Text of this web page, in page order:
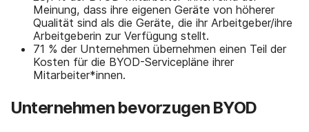
Meinung, dass ihre eigenen Geräte von höherer
Qualität sind als die Geräte, die ihr Arbeitgeber/ihre
Arbeitgeberin zur Verfügung stellt.
71 % der Unternehmen übernehmen einen Teil der
Kosten für die BYOD-Servicepläne ihrer
Mitarbeiter*innen.
Unternehmen bevorzugen BYOD